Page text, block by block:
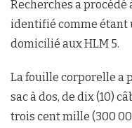
Recherches a
identifié comme
domicilié aux HLM 5.
La fouille corporelle a
sac à dos, de dix (10)
trois cent mille (300